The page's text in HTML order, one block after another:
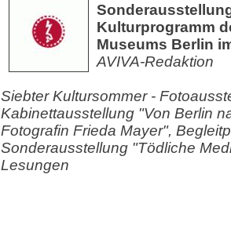
Kulturprogramm
Museums Berlin
AVIVA-Redaktion
Siebter Kultursommer -
Kabinettausstellung "Von Berlin
Fotografin Frieda Mayer",
Sonderausstellung "Tödliche
Lesungen